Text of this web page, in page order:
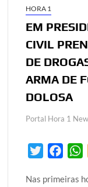
HORA 1
EM
CIVIL
DE
ARMA DE
DOLOSA
Portal Hora 1
i
c
a
Nas primeiras